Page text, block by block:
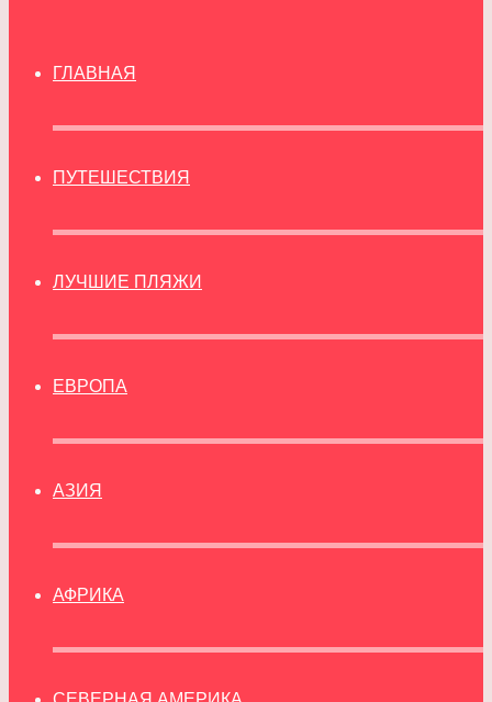
ГЛАВНАЯ
ПУТЕШЕСТВИЯ
ЛУЧШИЕ ПЛЯЖИ
ЕВРОПА
АЗИЯ
АФРИКА